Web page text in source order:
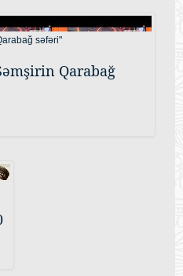
Qarabağ